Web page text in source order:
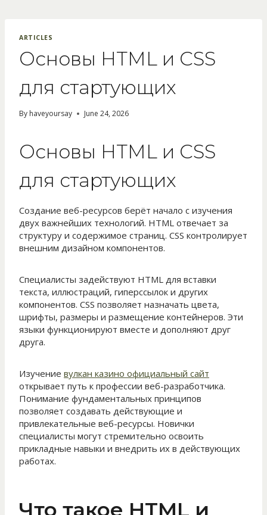
ARTICLES
Основы HTML и CSS
для стартующих
By haveyoursay June 24, 2026
Основы HTML и CSS
для стартующих
Создание веб-ресурсов берёт начало с изучения
двух важнейших технологий. HTML отвечает за
структуру и содержимое страниц. CSS контролирует
внешним дизайном компонентов.
Специалисты задействуют HTML для вставки
текста, иллюстраций, гиперссылок и других
компонентов. CSS позволяет назначать цвета,
шрифты, размеры и размещение контейнеров. Эти
языки функционируют вместе и дополняют друг
друга.
Изучение вулкан казино официальный сайт
открывает путь к профессии веб-разработчика.
Понимание фундаментальных принципов
позволяет создавать действующие и
привлекательные веб-ресурсы. Новички
специалисты могут стремительно освоить
прикладные навыки и внедрить их в действующих
работах.
Что такое HTML и